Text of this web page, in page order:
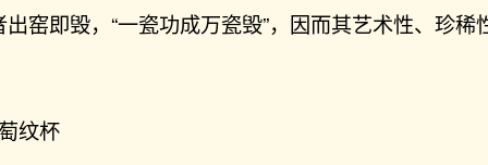
窑即毁，“一瓷功成万瓷毁”，因而其艺术性、珍稀
纹杯